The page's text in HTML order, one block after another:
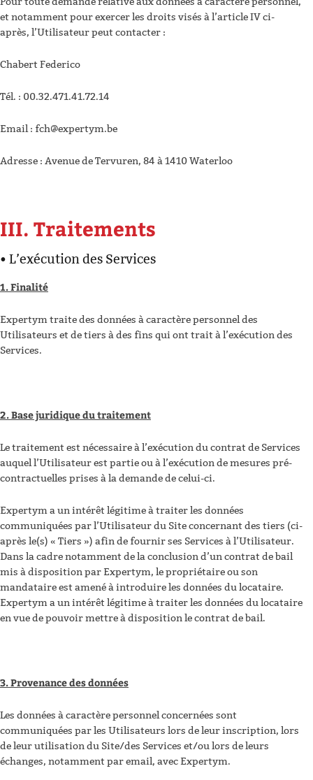
et notamment pour exercer les droits visés à l’article IV ci-
après, l’Utilisateur peut contacter :
Chabert Federico
Tél. : 00.32.471.41.72.14
Email : fch@expertym.be
Adresse : Avenue de Tervuren, 84 à 1410 Waterloo
III. Traitements
• L’exécution des Services
1. Finalité
Expertym traite des données à caractère personnel des
Utilisateurs et de tiers à des fins qui ont trait à l’exécution des
Services.
2. Base juridique du traitement
Le traitement est nécessaire à l’exécution du contrat de Services
auquel l’Utilisateur est partie ou à l’exécution de mesures pré-
contractuelles prises à la demande de celui-ci.
Expertym a un intérêt légitime à traiter les données
communiquées par l’Utilisateur du Site concernant des tiers (ci-
après le(s) « Tiers ») afin de fournir ses Services à l’Utilisateur.
Dans la cadre notamment de la conclusion d’un contrat de bail
mis à disposition par Expertym, le propriétaire ou son
mandataire est amené à introduire les données du locataire.
Expertym a un intérêt légitime à traiter les données du locataire
en vue de pouvoir mettre à disposition le contrat de bail.
3. Provenance des données
Les données à caractère personnel concernées sont
communiquées par les Utilisateurs lors de leur inscription, lors
de leur utilisation du Site/des Services et/ou lors de leurs
échanges, notamment par email, avec Expertym.